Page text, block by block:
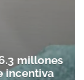
millones
incentiva